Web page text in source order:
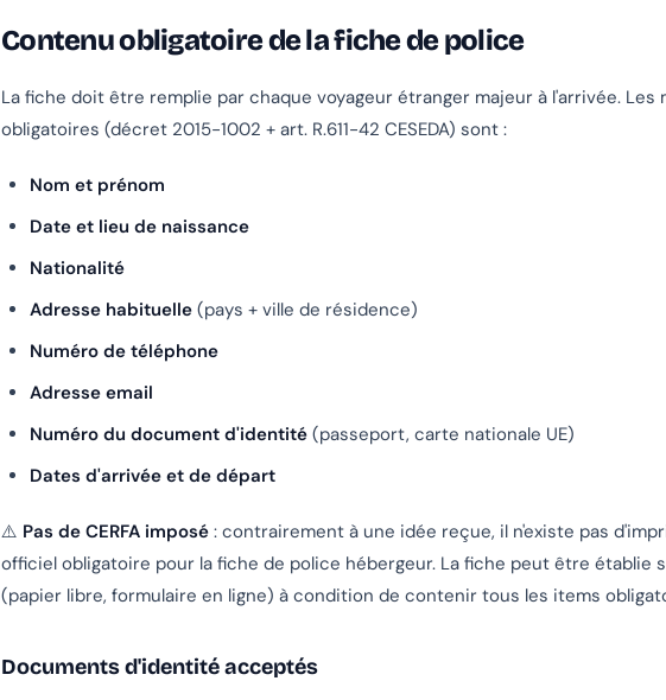
Contenu obligatoire de la fiche de police
La fiche doit être remplie par chaque voyageur étranger majeur à l'arrivée. Les
obligatoires (décret 2015-1002 + art. R.611-42 CESEDA) sont :
Nom et prénom
Date et lieu de naissance
Nationalité
Adresse habituelle (pays + ville de résidence)
Numéro de téléphone
Adresse email
Numéro du document d'identité (passeport, carte nationale UE)
Dates d'arrivée et de départ
⚠️ Pas de CERFA imposé : contrairement à une idée reçue, il n'existe pas
officiel obligatoire pour la fiche de police hébergeur. La fiche peut être établie
(papier libre, formulaire en ligne) à condition de contenir tous les items
Documents d'identité acceptés